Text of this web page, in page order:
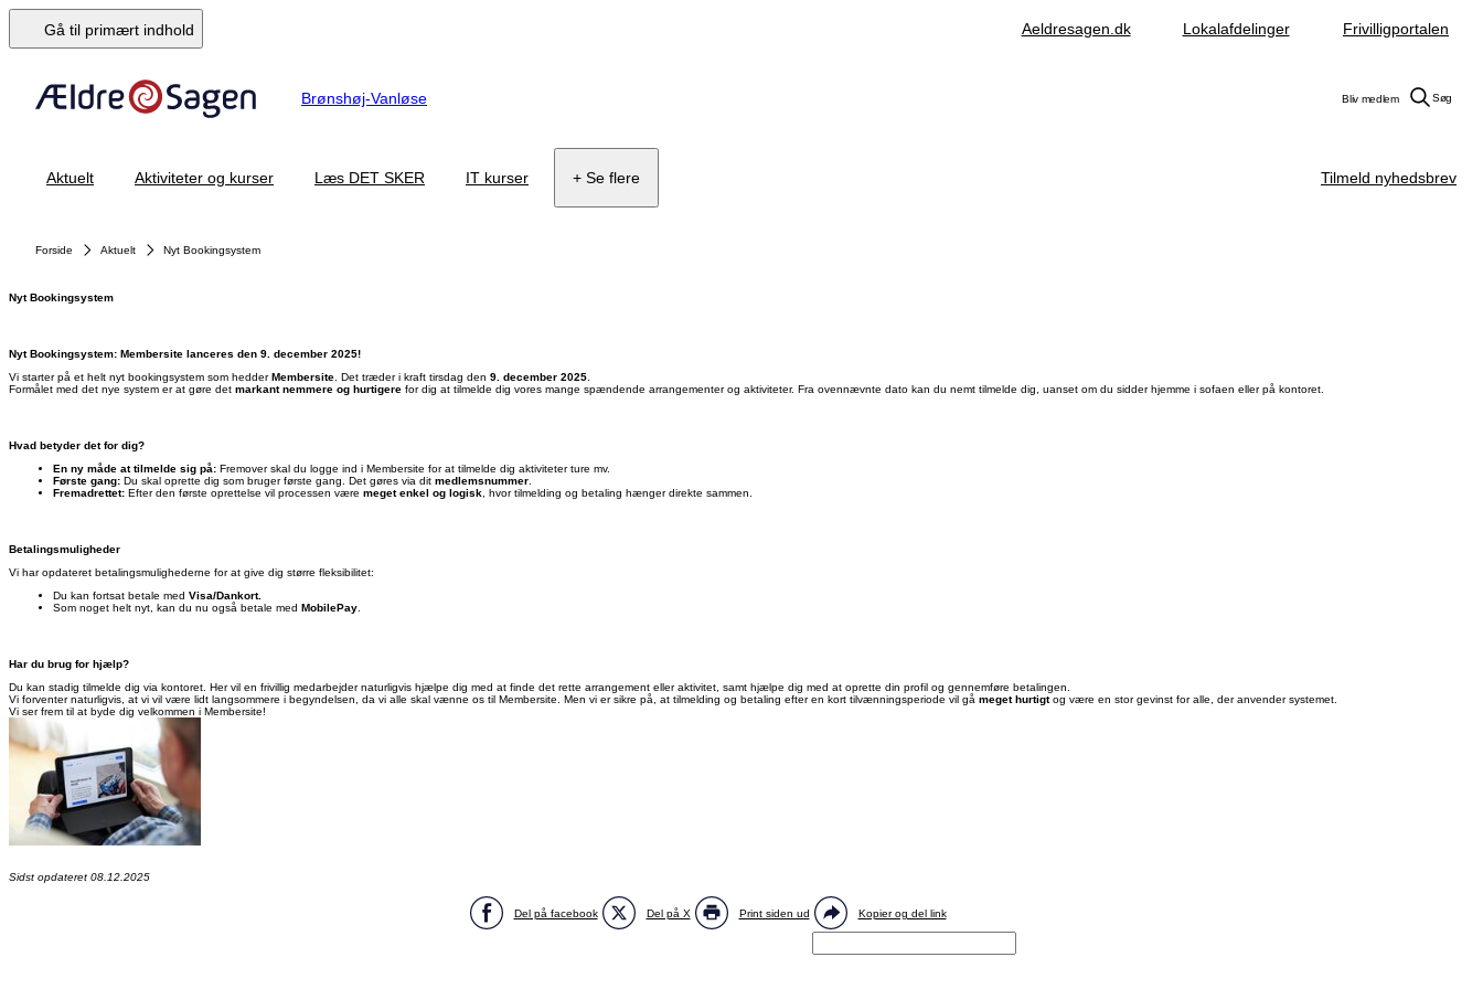
Gå til primært indhold Aeldresagen.dk Lokalafdelinger Frivilligportalen
Brønshøj-Vanløse Bliv medlem Søg
Aktuelt Aktiviteter og kurser Læs DET SKER IT kurser + Se flere Tilmeld nyhedsbrev
Forside Aktuelt Nyt Bookingsystem
Nyt Bookingsystem
Nyt Bookingsystem: Membersite lanceres den 9. december 2025!
Vi starter på et helt nyt bookingsystem som hedderMembersite . Det træder i kraft tirsdag den 9. december 2025
Formålet med det nye system er at gøre det markant nemmere og hurtigere for dig at tilmelde dig vores mange spændende arrangementer og aktiviteter. Fra ovennævnte dato kan du nemt tilmelde dig, uanset om du sidder hjemme i sofaen eller på kontoret.
Hvad betyder det for dig?
En ny måde at tilmelde sig på: Fremover skal du logge ind i Membersite for at tilmelde dig aktiviteter ture mv.
Første gang: Du skal oprette dig som bruger første gang. Det gøres via dit medlemsnummer
Fremadrettet: Efter den første oprettelse vil processen være meget enkel og logisk , hvor tilmelding og betaling hænger direkte sammen.
Betalingsmuligheder
Vi har opdateret betalingsmulighederne for at give dig større fleksibilitet:
Du kan fortsat betale med Visa/Dankort.
Som noget helt nyt, kan du nu også betale med MobilePay
Har du brug for hjælp?
Du kan stadig tilmelde dig via kontoret. Her vil en frivillig medarbejder naturligvis hjælpe dig med at finde det rette arrangement eller aktivitet, samt hjælpe dig med at oprette din profil og gennemføre betalingen.
Vi forventer naturligvis, at vi vil være lidt langsommere i begyndelsen, da vi alle skal vænne os til Membersite. Men vi er sikre på, at tilmelding og betaling efter en kort tilvænningsperiode vil gå meget hurtigtog være en stor gevinst for alle, der anvender systemet.
Vi ser frem til at byde dig velkommen i Membersite!
Sidst opdateret 08.12.2025
Del på facebook Del på X Print siden ud Kopier og del link